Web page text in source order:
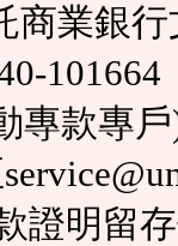
商業銀
101664
款專
證明留